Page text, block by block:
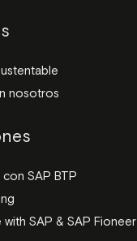
nosotros
con SAP BTP
with SAP & SAP Fioneer